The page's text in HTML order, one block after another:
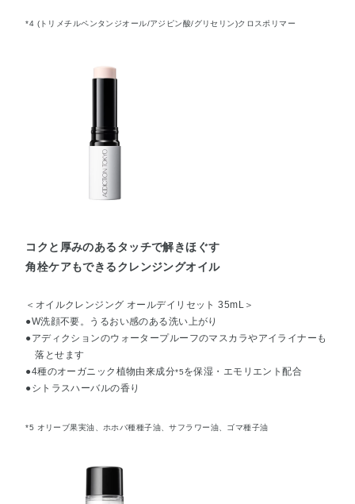
*4 (トリメチルペンタンジオール/アジピン酸/グリセリン)クロスポリマー
コクと厚みのあるタッチで解きほぐす
角栓ケアもできるクレンジングオイル
＜オイルクレンジング オールデイリセット 35mL＞
●W洗顔不要。うるおい感のある洗い上がり
●アディクションのウォータープルーフのマスカラやアイライナーも
落とせます
●4種のオーガニック植物由来成分*5を保湿・エモリエント配合
●シトラスハーバルの香り
*5 オリーブ果実油、ホホバ種種子油、サフラワー油、ゴマ種子油